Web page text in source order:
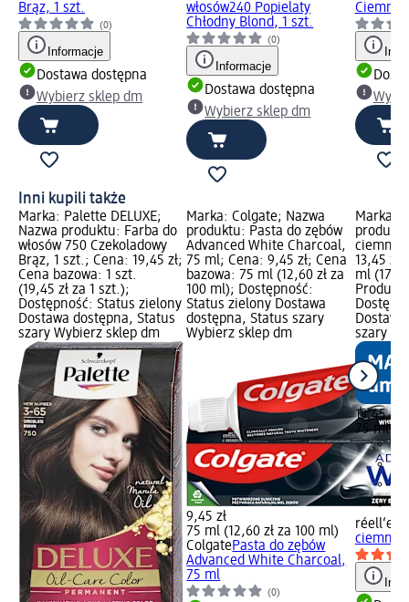
Brąz, 1 szt.
(0)
Informacje
Dostawa dostępna
Wybierz sklep dm
włosów240 Popielaty
Chłodny Blond, 1 szt.
(0)
Informacje
Dostawa dostępna
Wybierz sklep dm
Ciemny
Inni kupili także
Marka: Palette DELUXE;
Nazwa produktu: Farba do
włosów 750 Czekoladowy
Brąz, 1 szt.; Cena: 19,45 zł;
Cena bazowa: 1 szt.
(19,45 zł za 1 szt.);
Dostępność: Status zielony
Dostawa dostępna, Status
szary Wybierz sklep dm
Marka: Colgate; Nazwa
produktu: Pasta do zębów
Advanced White Charcoal,
75 ml; Cena: 9,45 zł; Cena
bazowa: 75 ml (12,60 zł za
100 ml); Dostępność:
Status zielony Dostawa
dostępna, Status szary
Wybierz sklep dm
9,45 zł
75 ml (12,60 zł za 100 ml)
ColgatePasta do zębów
Advanced White Charcoal,
75 ml
(0)
Marka:
ciemny
13,45
ml
Produkt
szary
13,45 zł
75 ml
réell‘e
ciemny